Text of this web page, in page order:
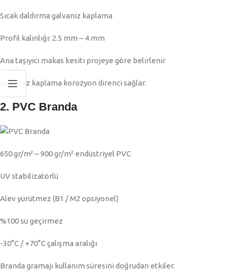
Sıcak daldırma galvaniz kaplama
Profil kalınlığı: 2.5 mm – 4 mm
Ana taşıyıcı makas kesiti projeye göre belirlenir
Galvaniz kaplama korozyon direnci sağlar.
2. PVC Branda
650 gr/m² – 900 gr/m² endüstriyel PVC
UV stabilizatörlü
Alev yürütmez (B1 / M2 opsiyonel)
%100 su geçirmez
-30°C / +70°C çalışma aralığı
Branda gramajı kullanım süresini doğrudan etkiler.